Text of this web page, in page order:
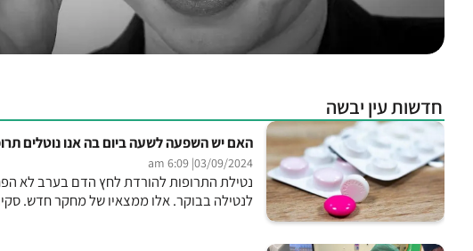
חדשות עין יבשה
האם יש השפעה לשעה ביום בה אנו נוטלים
03/09/2024
| 6:09 am
נטילת התרופות להורדת לחץ הדם בערב לא
לנטילה בבוקר. אלו ממצאיו של מחקר חדש.